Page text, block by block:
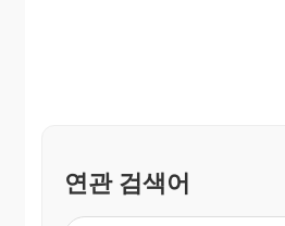
연관 검색어